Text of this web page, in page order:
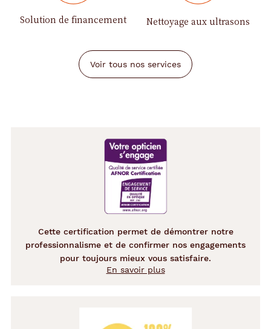
Solution de financement Nettoyage aux ultrasons
Voir tous nos services
Cette certification permet de démontrer notre
professionnalisme et de confirmer nos engagements
pour toujours mieux vous satisfaire.
En savoir plus